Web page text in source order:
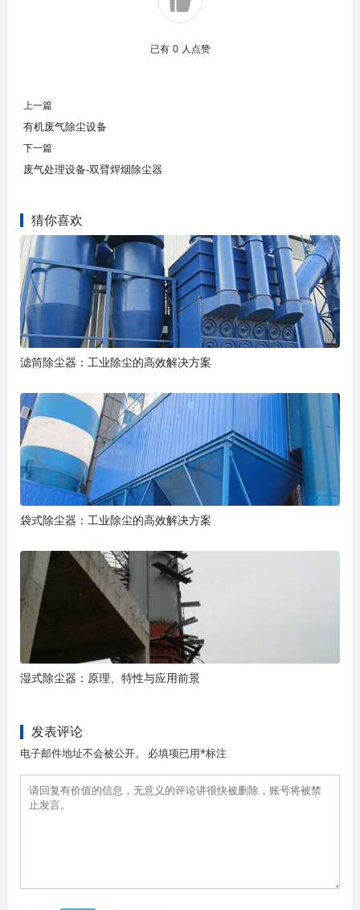
已有 0 人点赞
上一篇
有机废气除尘设备
下一篇
废气处理设备-双臂焊烟除尘器
猜你喜欢
滤筒除尘器：工业除尘的高效解决方案
袋式除尘器：工业除尘的高效解决方案
湿式除尘器：原理、特性与应用前景
发表评论
电子邮件地址不会被公开。 必填项已用*标注